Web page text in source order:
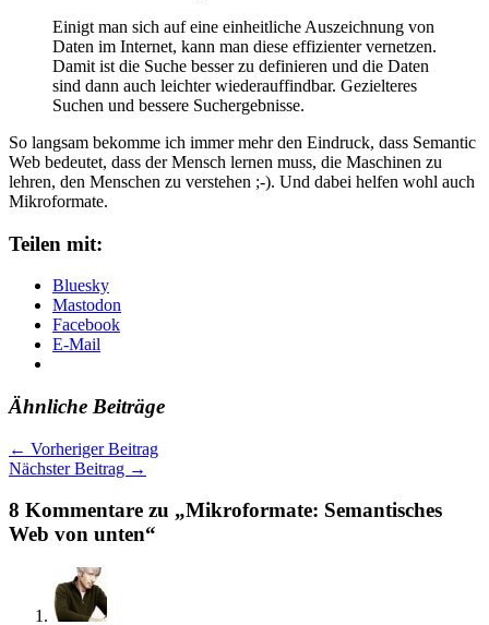
Einigt man sich auf eine einheitliche Auszeichnung von
Daten im Internet, kann man diese effizienter vernetzen.
Damit ist die Suche besser zu definieren und die Daten
sind dann auch leichter wiederauffindbar. Gezielteres
Suchen und bessere Suchergebnisse.
So langsam bekomme ich immer mehr den Eindruck, dass Semantic
Web bedeutet, dass der Mensch lernen muss, die Maschinen zu
lehren, den Menschen zu verstehen ;-). Und dabei helfen wohl auch
Mikroformate.
Teilen mit:
Bluesky
Mastodon
Facebook
E-Mail
Ähnliche Beiträge
← Vorheriger Beitrag
Nächster Beitrag →
8 Kommentare zu „Mikroformate: Semantisches
Web von unten“